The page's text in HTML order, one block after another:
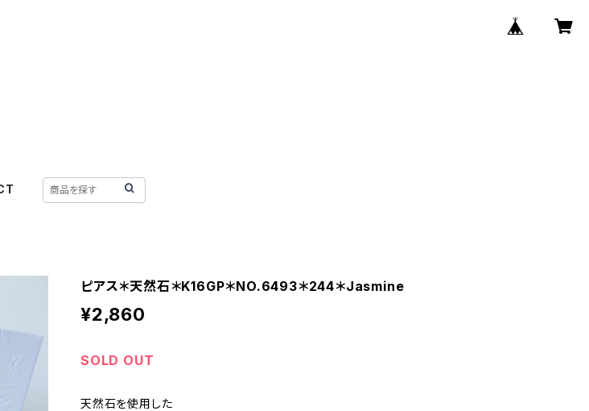
ピアス＊天然石＊K16GP＊NO.6493＊244＊Jasmine
¥2,860
SOLD OUT
天然石を使用した